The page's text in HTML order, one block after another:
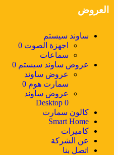
العروض
ساوند سيستم
اجهزة الصوت 0
سماعات
عروض ساوند سيستم 0
عروض ساوند
سمارت هوم 0
عروض ساوند
Desktop 0
كالون سمارت
Smart Home
كاميرات
عن الشركة
اتصل بنا